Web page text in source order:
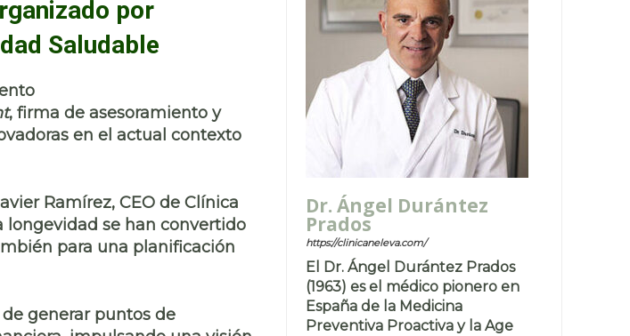
por
Saludable
, firma de asesoramiento y
en el actual contexto
Ramírez, CEO de Clínica
longevidad se han convertido
para una planificación
generar puntos de
Dr. Ángel Durántez
Prados
https://clinicaneleva.com/
El Dr. Ángel Durántez Prados
(1963) es el médico pionero en
España de la Medicina
Preventiva Proactiva y la Age